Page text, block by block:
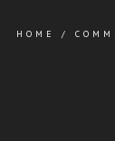
HOME /